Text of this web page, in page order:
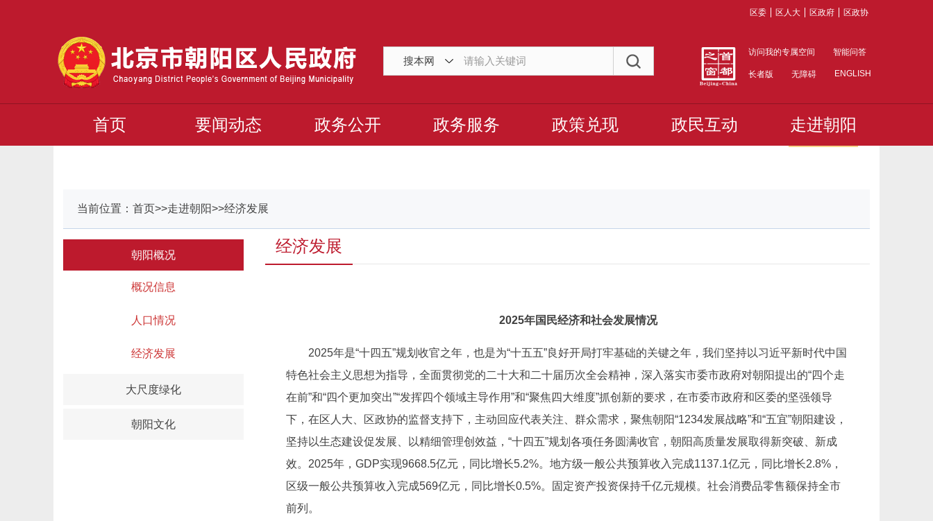
区委 区人大 区政府 区政协
搜本网
访问我的专属空间 智能问答
长者版 无障碍 ENGLISH
首页 要闻动态 政务公开 政务服务 政策兑现 政民互动 走进朝阳
当前位置：首页>>走进朝阳>>经济发展
朝阳概况
概况信息
人口情况
经济发展
大尺度绿化
朝阳文化
经济发展
2025年国民经济和社会发展情况
2025年是“十四五”规划收官之年，也是为“十五五”良好开局打牢基础的关键之年，我们坚持以习近平新时代中国
特色社会主义思想为指导，全面贯彻党的二十大和二十届历次全会精神，深入落实市委市政府对朝阳提出的“四个走
在前”和“四个更加突出”“发挥四个领域主导作用”和“聚焦四大维度”抓创新的要求，在市委市政府和区委的坚强领导
下，在区人大、区政协的监督支持下，主动回应代表关注、群众需求，聚焦朝阳“1234发展战略”和“五宜”朝阳建设，
坚持以生态建设促发展、以精细管理创效益，“十四五”规划各项任务圆满收官，朝阳高质量发展取得新突破、新成
效。2025年，GDP实现9668.5亿元，同比增长5.2%。地方级一般公共预算收入完成1137.1亿元，同比增长2.8%，
区级一般公共预算收入完成569亿元，同比增长0.5%。固定资产投资保持千亿元规模。社会消费品零售额保持全市
前列。